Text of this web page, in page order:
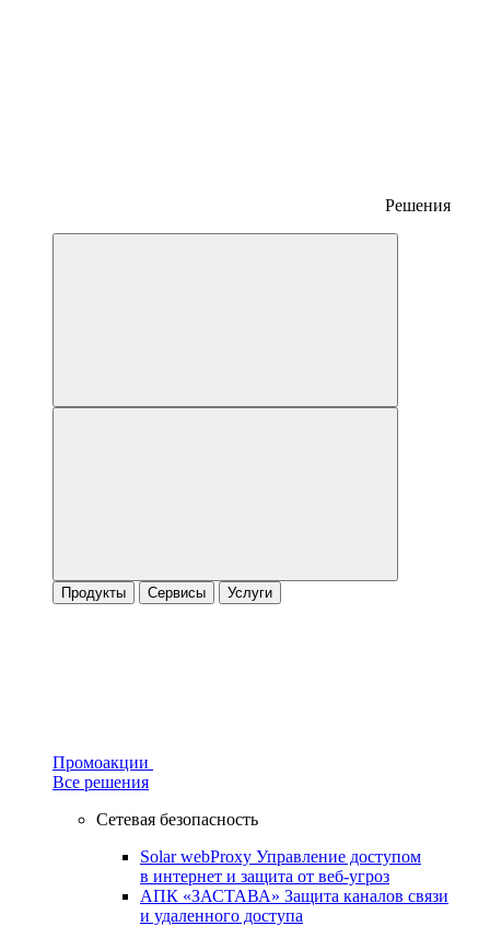
Решения
Продукты Сервисы Услуги
Промоакции
Все решения
Сетевая безопасность
Solar webProxy Управление доступом
в интернет и защита от веб-угроз
АПК «ЗАСТАВА» Защита каналов связи
и удаленного доступа